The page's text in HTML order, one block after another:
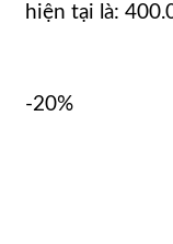
hiện tại là:
-20%